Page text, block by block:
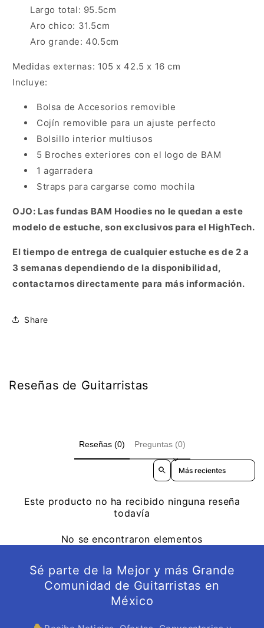
Largo total: 95.5cm
Aro chico: 31.5cm
Aro grande: 40.5cm
Medidas externas: 105 x 42.5 x 16 cm
Incluye:
Bolsa de Accesorios removible
Cojín removible para un ajuste perfecto
Bolsillo interior multiusos
5 Broches exteriores con el logo de BAM
1 agarradera
Straps para cargarse como mochila
OJO: Las fundas BAM Hoodies no le quedan a este
modelo de estuche, son exclusivos para el HighTech.
El tiempo de entrega de cualquier estuche es de 2 a
3 semanas dependiendo de la disponibilidad,
contactarnos directamente para más información.
Share
Reseñas de Guitarristas
Reseñas (0) Preguntas (0)
Sort reviews by
Este producto no ha recibido ninguna reseña
todavía
No se encontraron elementos
Sé parte de la Mejor y más Grande
Comunidad de Guitarristas en
México